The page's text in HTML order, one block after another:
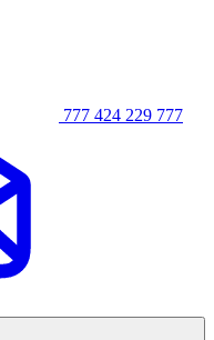
777 424 229 777